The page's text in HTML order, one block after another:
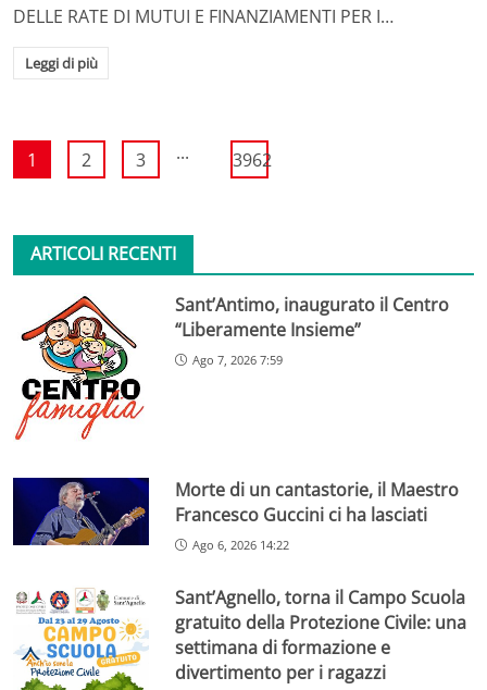
DELLE RATE DI MUTUI E FINANZIAMENTI PER I…
Leggi di più
1 2 3 ... 3962
ARTICOLI RECENTI
Sant’Antimo, inaugurato il Centro
“Liberamente Insieme”
Ago 7, 2026 7:59
Morte di un cantastorie, il Maestro
Francesco Guccini ci ha lasciati
Ago 6, 2026 14:22
Sant’Agnello, torna il Campo Scuola
gratuito della Protezione Civile: una
settimana di formazione e
divertimento per i ragazzi